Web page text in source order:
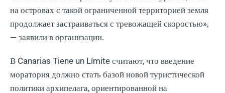
на островах с такой ограниченной территорией земля
продолжает застраиваться с тревожащей скоростью»,
— заявили в организации.
В Canarias Tiene un Límite считают, что введение
моратория должно стать базой новой туристической
политики архипелага, ориентированной на